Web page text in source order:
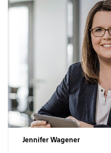
Jennifer Wagener